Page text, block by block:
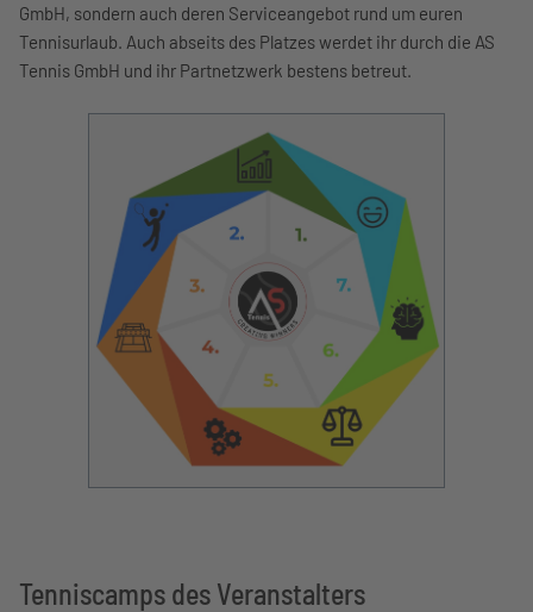
GmbH, sondern auch deren Serviceangebot rund um euren
Tennisurlaub. Auch abseits des Platzes werdet ihr durch die AS
Tennis GmbH und ihr Partnetzwerk bestens betreut.
Tenniscamps des Veranstalters